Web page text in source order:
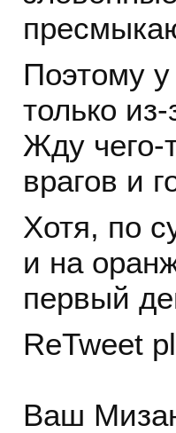
Поэтому
только
Жду чего-
врагов и
Хотя, по
и на
первый
ReTweet
Ваш